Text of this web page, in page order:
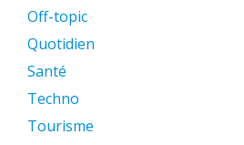
Off-topic
Quotidien
Santé
Techno
Tourisme